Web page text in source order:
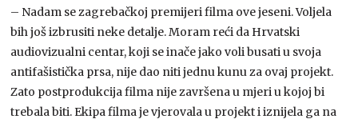
– Nadam se zagrebačkoj premijeri filma ove jeseni. Voljela
bih još izbrusiti neke detalje. Moram reći da Hrvatski
audiovizualni centar, koji se inače jako voli busati u svoja
antifašistička prsa, nije dao niti jednu kunu za ovaj projekt.
Zato postprodukcija filma nije završena u mjeri u kojoj bi
trebala biti. Ekipa filma je vjerovala u projekt i iznijela ga na